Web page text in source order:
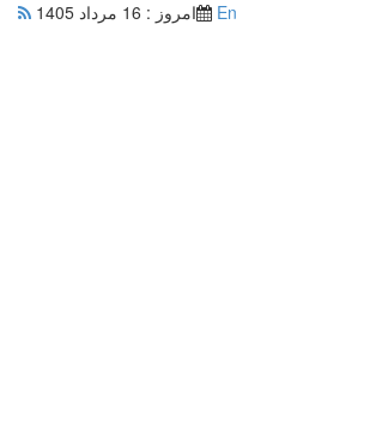
En امروز : 16 مرداد 1405